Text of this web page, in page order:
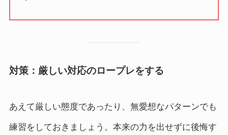
対策：厳しい対応のロープレをする
あえて厳しい態度であったり、無愛想なパターンでも
練習をしておきましょう。本来の力を出せずに後悔す